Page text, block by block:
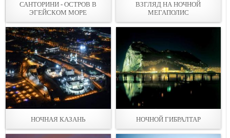
САНТОРИНИ - ОСТРОВ В
ЭГЕЙСКОМ МОРЕ
ВЗГЛЯД НА НОЧНОЙ
МЕГАПОЛИС
НОЧНАЯ КАЗАНЬ НОЧНОЙ ГИБРАЛТАР